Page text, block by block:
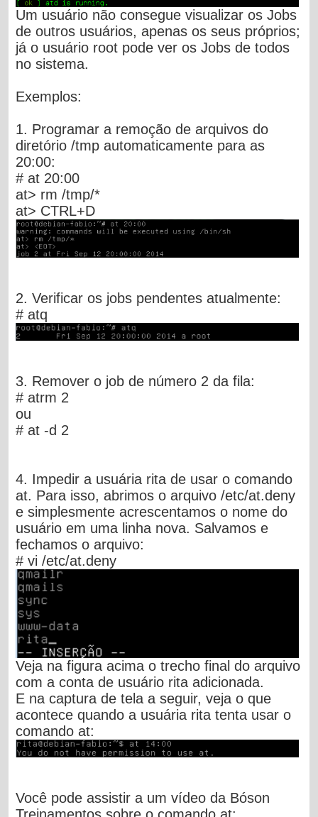
Um usuário não consegue visualizar os Jobs
de outros usuários, apenas os seus próprios;
já o usuário root pode ver os Jobs de todos
no sistema.
Exemplos:
1. Programar a remoção de arquivos do
diretório /tmp automaticamente para as
20:00:
# at 20:00
at> rm /tmp/*
at> CTRL+D
2. Verificar os jobs pendentes atualmente:
# atq
3. Remover o job de número 2 da fila:
# atrm 2
ou
# at -d 2
4. Impedir a usuária rita de usar o comando
at. Para isso, abrimos o arquivo/etc/at.deny
e simplesmente acrescentamos o nome do
usuário em uma linha nova. Salvamos e
fechamos o arquivo:
# vi /etc/at.deny
Veja na figura acima o trecho final do arquivo
com a conta de usuário rita adicionada.
E na captura de tela a seguir, veja o que
acontece quando a usuária rita tenta usar o
comando at:
Você pode assistir a um vídeo da Bóson